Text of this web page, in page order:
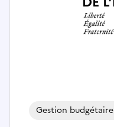
Gestion